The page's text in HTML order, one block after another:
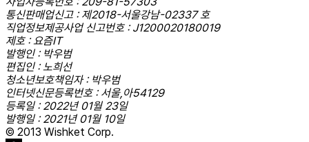
통신판매업신고 : 제2018-서울강남-02337 호
직업정보제공사업 신고번호 : J1200020180019
제호 : 요즘IT
발행인 : 박우범
편집인 : 노희선
청소년보호책임자 : 박우범
인터넷신문등록번호 : 서울,아54129
등록일 : 2022년 01월 23일
발행일 : 2021년 01월 10일
© 2013 Wishket Corp.